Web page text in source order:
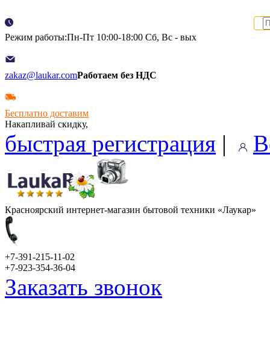
Режим работы:Пн-Пт 10:00-18:00 Сб, Вс - вых
zakaz@laukar.comРаботаем без НДС
Бесплатно доставим
Накапливай скидку,
быстрая регистрация |
Красноярский интернет-магазин бытовой техники «Лаукар»
+7-391-215-11-02
+7-923-354-36-04
Заказать звонок